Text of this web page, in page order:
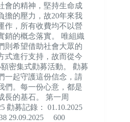
會的精神，堅持生命成
擔的壓力，故20年來我
作，所有收費均不以營
銷的概念落實。 唯組織
則希望借助社會大眾的
式進行支持，故而從今
密集式勸募活動。 勸募
一起守護這份信念，請
們。每一份心意，都是
長的基石。 第一周
勸募記錄： 01.10.2025
29.09.2025 600